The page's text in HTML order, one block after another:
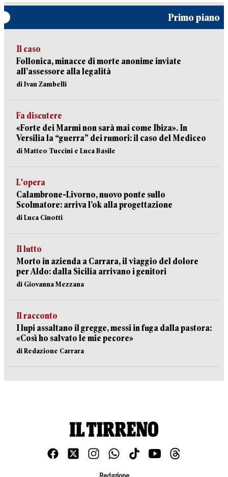
Primo piano
Il caso
Follonica, minacce di morte anonime inviate
all’assessore alla legalità
di Ivan Zambelli
Fa discutere
«Forte dei Marmi non sarà mai come Ibiza». In
Versilia la “guerra” dei rumori: il caso del Mediceo
di Matteo Tuccini e Luca Basile
L'opera
Calambrone-Livorno, nuovo ponte sullo
Scolmatore: arriva l’ok alla progettazione
di Luca Cinotti
Il lutto
Morto in azienda a Carrara, il viaggio del dolore
per Aldo: dalla Sicilia arrivano i genitori
di Giovanna Mezzana
Il racconto
I lupi assaltano il gregge, messi in fuga dalla pastora:
«Così ho salvato le mie pecore»
di Redazione Carrara